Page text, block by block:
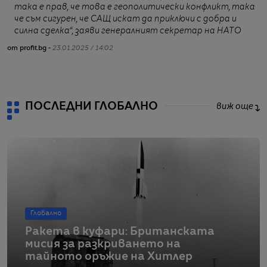
така е прав, че това е геополитически конфликт, така
че съм сигурен, че САЩ искат да приключи с добра и
силна сделка“, заяви генералният секретар на НАТО
от profit.bg - 23.01.2025 / 14:02
ПОСЛЕДНИ ГЛОБАЛНО виж още
Глобално
Ракета в куфари: Британската
мисия за разкриването на
тайното оръжие на Хитлер